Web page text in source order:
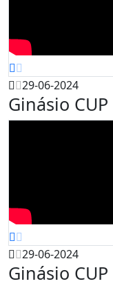
29-06-2024
Ginásio
29-06-2024
Ginásio